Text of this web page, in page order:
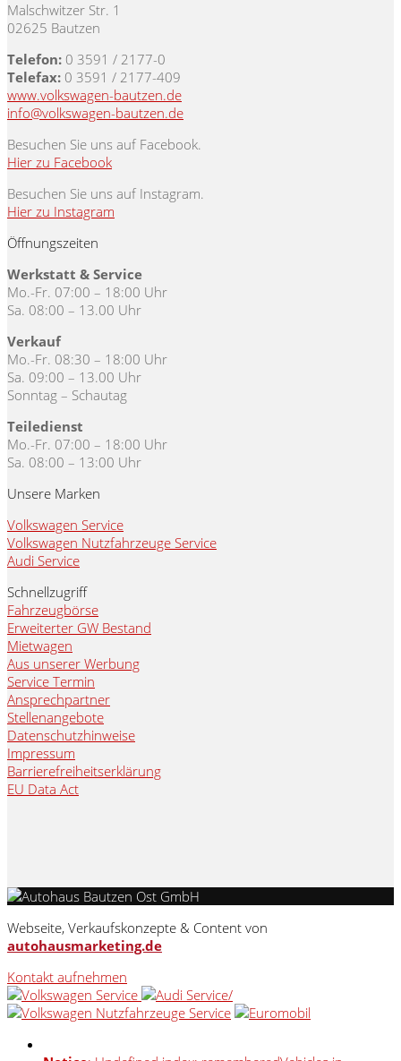
Malschwitzer Str. 1
02625 Bautzen
Telefon: 0 3591 / 2177-0
Telefax: 0 3591 / 2177-409
www.volkswagen-bautzen.de
info@volkswagen-bautzen.de
Besuchen Sie uns auf Facebook.
Hier zu Facebook
Besuchen Sie uns auf Instagram.
Hier zu Instagram
Öffnungszeiten
Werkstatt & Service
Mo.-Fr. 07:00 – 18:00 Uhr
Sa. 08:00 – 13.00 Uhr
Verkauf
Mo.-Fr. 08:30 – 18:00 Uhr
Sa. 09:00 – 13.00 Uhr
Sonntag – Schautag
Teiledienst
Mo.-Fr. 07:00 – 18:00 Uhr
Sa. 08:00 – 13:00 Uhr
Unsere Marken
Volkswagen Service
Volkswagen Nutzfahrzeuge Service
Audi Service
Schnellzugriff
Fahrzeugbörse
Erweiterter GW Bestand
Mietwagen
Aus unserer Werbung
Service Termin
Ansprechpartner
Stellenangebote
Datenschutzhinweise
Impressum
Barrierefreiheitserklärung
EU Data Act
Webseite, Verkaufskonzepte & Content von
autohausmarketing.de
Kontakt aufnehmen